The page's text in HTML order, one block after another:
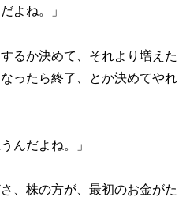
よね。」
るか決めて、それより増えた
ったら終了、とか決めてやれ
んだよね。」
、株の方が、最初のお金がた